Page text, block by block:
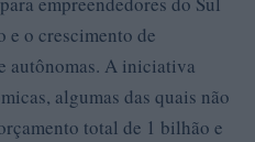
e o crescimento de
autônomas. A iniciativa
algumas das quais não
total de 1 bilhão e